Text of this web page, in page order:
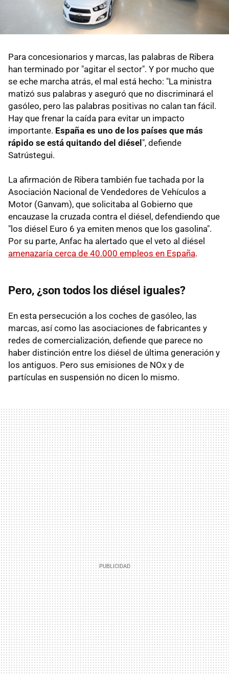
Para concesionarios y marcas, las palabras de Ribera
han terminado por "agitar el sector". Y por mucho que
se eche marcha atrás, el mal está hecho: "La ministra
matizó sus palabras y aseguró que no discriminará el
gasóleo, pero las palabras positivas no calan tan fácil.
Hay que frenar la caída para evitar un impacto
importante. España es uno de los países que más
rápido se está quitando del diésel", defiende
Satrústegui.
La afirmación de Ribera también fue tachada por la
Asociación Nacional de Vendedores de Vehículos a
Motor (Ganvam), que solicitaba al Gobierno que
encauzase la cruzada contra el diésel, defendiendo que
"los diésel Euro 6 ya emiten menos que los gasolina".
Por su parte, Anfac ha alertado que el veto al diésel
amenazaría cerca de 40.000 empleos en España.
Pero, ¿son todos los diésel iguales?
En esta persecución a los coches de gasóleo, las
marcas, así como las asociaciones de fabricantes y
redes de comercialización, defiende que parece no
haber distinción entre los diésel de última generación y
los antiguos. Pero sus emisiones de NOx y de
partículas en suspensión no dicen lo mismo.